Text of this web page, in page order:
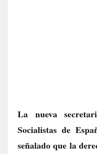
La nueva
Socialistas de
señalado que la